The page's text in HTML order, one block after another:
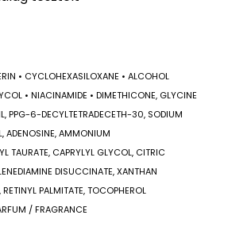
• CYCLOHEXASILOXANE • ALCOHOL
• NIACINAMIDE • DIMETHICONE, GLYCINE
PPG-6-DECYLTETRADECETH-30, SODIUM
ADENOSINE, AMMONIUM
TAURATE, CAPRYLYL GLYCOL, CITRIC
DISUCCINATE, XANTHAN
PALMITATE, TOCOPHEROL
/ FRAGRANCE